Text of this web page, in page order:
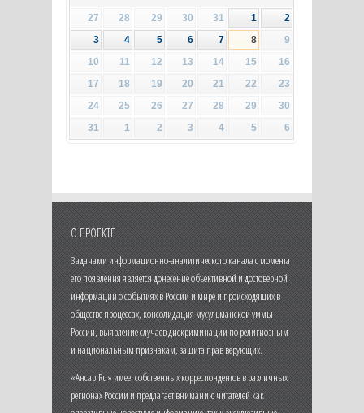
27 28 29 30 31 1
2
3
4 5 6 7 8
9
10
11 12 13 14 15
16
17
18 19 20 21 22
23
24
25 26 27 28 29
30
31
1 2 3 4 5 6
О ПРОЕКТЕ
Задачами информационно-аналитического канала с момента
его появления является донесение объективной и достоверной
информации о событиях в России и мире и происходящих в
обществе процессах, консолидация мусульманской уммы
России, выявление случаев дискриминации по религиозным
и национальным признакам, защита прав верующих.
«Ансар.Ru» имеет собственных корреспондентов в различных
регионах России и предлагает вниманию читателей как